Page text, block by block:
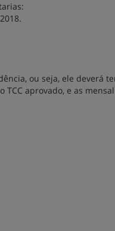
ou seja, ele deverá
aprovado, e as